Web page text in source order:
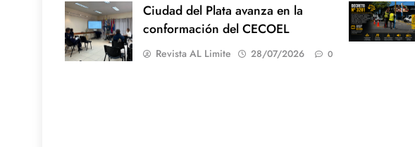
Ciudad del Plata avanza en la
conformación del CECOEL
Revista AL Limite 28/07/2026 0